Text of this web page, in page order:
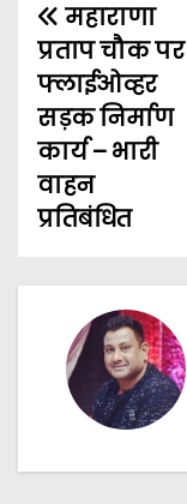
e
b
o
o
k
t
t
e
r
l
P
o
s
t
n
a
a
महाराणा
प्रताप चौक पर
फ्लाईओव्हर
सड़क निर्माण
कार्य – भारी
वाहन
प्रतिबंधित